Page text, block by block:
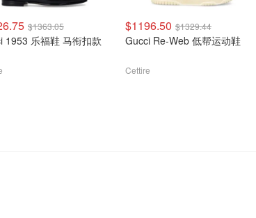
$1363.05
1953 乐福鞋 马衔扣款
$1196.50 $1329.44
Gucci Re-Web 低帮运动鞋
Cettire